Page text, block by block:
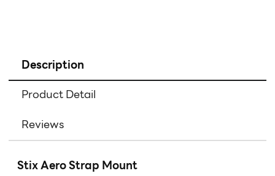
Description
Product Detail
Reviews
Stix Aero Strap Mount